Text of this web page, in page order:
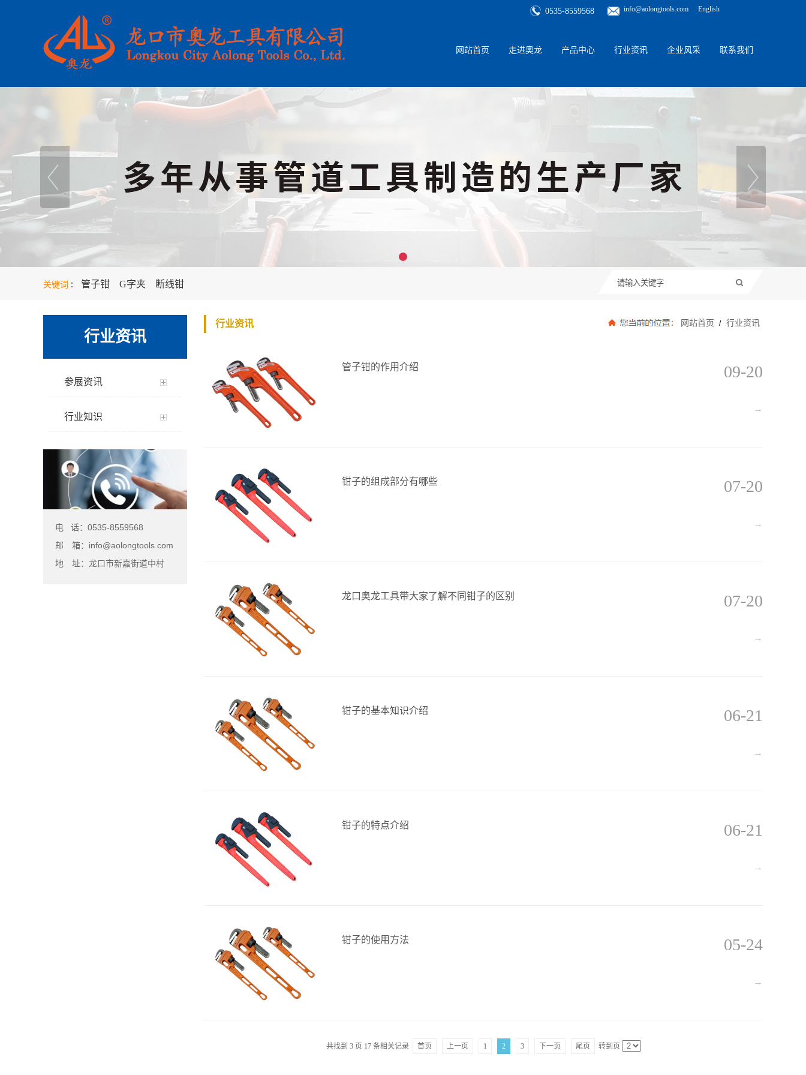
0535-8559568 info@aolongtools.com English
网站首页 走进奥龙 产品中心 行业资讯 企业风采 联系我们
关键词 ： 管子钳 G字夹 断线钳
行业资讯
参展资讯
行业知识
电 话：0535-8559568
邮 箱：info@aolongtools.com
地 址：龙口市新嘉街道中村
行业资讯 网站首页 / 行业资讯
管子钳的作用介绍 09-20
→
钳子的组成部分有哪些 07-20
→
龙口奥龙工具带大家了解不同钳子的区别 07-20
→
钳子的基本知识介绍 06-21
→
钳子的特点介绍 06-21
→
钳子的使用方法 05-24
→
共找到 3 页 17 条相关记录 首页 上一页 1 2 3 下一页 尾页 转到页